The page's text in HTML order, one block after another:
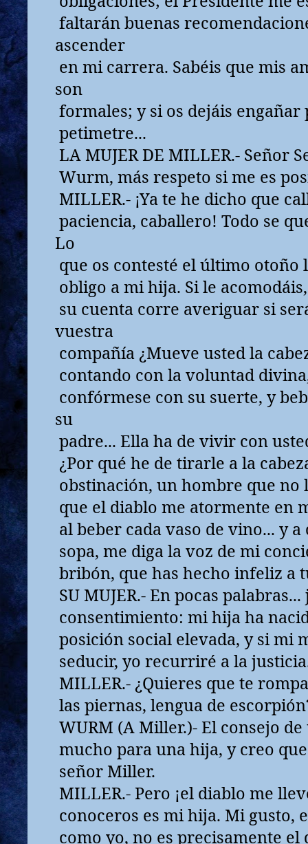
faltarán buenas
ascender
en mi carrera. Sabéis que mis
son
formales; y si os dejáis
petimetre...
LA MUJER DE MILLER.- Señor
Wurm, más respeto si me es
MILLER.- ¡Ya te he dicho que
paciencia, caballero! Todo se
Lo
que os contesté el último otoño
obligo a mi hija. Si le
su cuenta corre averiguar si
vuestra
compañía ¿Mueve usted la
contando con la voluntad
confórmese con su suerte, y
su
padre... Ella ha de vivir con
¿Por qué he de tirarle a la
obstinación, un hombre que no
que el diablo me atormente en
al beber cada vaso de vino... y
sopa, me diga la voz de mi
bribón, que has hecho infeliz a
SU MUJER.- En pocas
consentimiento: mi hija ha
posición social elevada, y si mi
seducir, yo recurriré a la
MILLER.- ¿Quieres que te
las piernas, lengua de
WURM (A Miller.)- El consejo
mucho para una hija, y creo
señor Miller.
MILLER.- Pero ¡el diablo me
conoceros es mi hija. Mi gusto,
como yo, no es precisamente el